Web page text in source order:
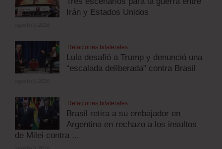
Irán y Estados Unidos
Relaciones bilaterales
Lula desafió a Trump y denunció una
“escalada deliberada” contra Brasil
Relaciones bilaterales
Brasil retira a su embajador en
Argentina en rechazo a los insultos
de Milei contra ...